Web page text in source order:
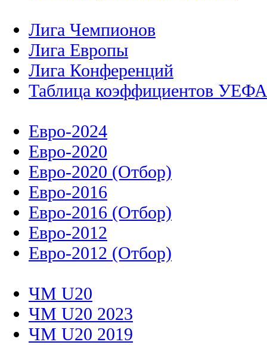
Лига Чемпионов
Лига Европы
Лига Конференций
Таблица коэффициентов УЕФА
Евро-2024
Евро-2020
Евро-2020 (Отбор)
Евро-2016
Евро-2016 (Отбор)
Евро-2012
Евро-2012 (Отбор)
ЧМ U20
ЧМ U20 2023
ЧМ U20 2019